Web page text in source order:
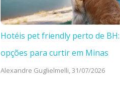
Hotéis pet friendly perto de BH:
opções para curtir em Minas
Alexandre Guglielmelli,31/07/2026